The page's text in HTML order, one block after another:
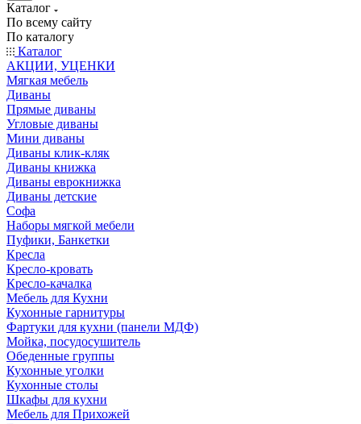
Каталог
По всему сайту
По каталогу
Каталог
АКЦИИ, УЦЕНКИ
Мягкая мебель
Диваны
Прямые диваны
Угловые диваны
Мини диваны
Диваны клик-кляк
Диваны книжка
Диваны еврокнижка
Диваны детские
Софа
Наборы мягкой мебели
Пуфики, Банкетки
Кресла
Кресло-кровать
Кресло-качалка
Мебель для Кухни
Кухонные гарнитуры
Фартуки для кухни (панели МДФ)
Мойка, посудосушитель
Обеденные группы
Кухонные уголки
Кухонные столы
Шкафы для кухни
Мебель для Прихожей